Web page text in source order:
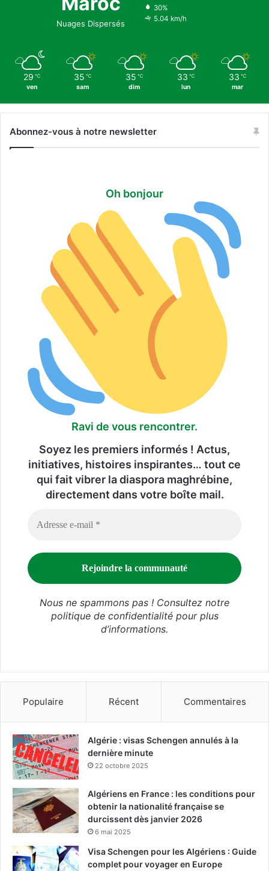
f
o
Nuages Dispersés
30%
5.04 km/h
29 ℃
ven
35 ℃
sam
35 ℃
dim
33 ℃
lun
33 ℃
mar
Abonnez-vous à notre newsletter
Oh bonjour
Ravi de vous rencontrer.
Soyez les premiers informés ! Actus,
initiatives, histoires inspirantes… tout ce
qui fait vibrer la diaspora maghrébine,
directement dans votre boîte mail.
Nous ne spammons pas ! Consultez notre
politique de confidentialitépour plus
d’informations.
Populaire Récent Commentaires
Algérie : visas Schengen annulés à la
dernière minute
22 octobre 2025
Algériens en France : les conditions pour
obtenir la nationalité française se
durcissent dès janvier 2026
6 mai 2025
Visa Schengen pour les Algériens : Guide
complet pour voyager en Europe